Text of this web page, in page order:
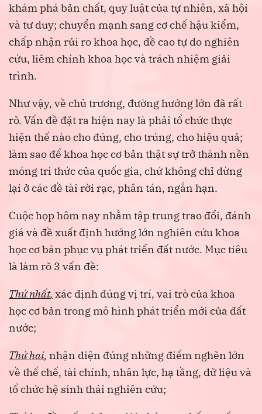
khám phá bản chất, quy luật của tự nhiên, xã hội
và tư duy; chuyển mạnh sang cơ chế hậu kiểm,
chấp nhận rủi ro khoa học, đề cao tự do nghiên
cứu, liêm chính khoa học và trách nhiệm giải
trình.
Như vậy, về chủ trương, đường hướng lớn đã rất
rõ. Vấn đề đặt ra hiện nay là phải tổ chức thực
hiện thế nào cho đúng, cho trúng, cho hiệu quả;
làm sao để khoa học cơ bản thật sự trở thành nền
móng tri thức của quốc gia, chứ không chỉ dừng
lại ở các đề tài rời rạc, phân tán, ngắn hạn.
Cuộc họp hôm nay nhằm tập trung trao đổi, đánh
giá và đề xuất định hướng lớn nghiên cứu khoa
học cơ bản phục vụ phát triển đất nước. Mục tiêu
là làm rõ 3 vấn đề:
Thứ nhất, xác định đúng vị trí, vai trò của khoa
học cơ bản trong mô hình phát triển mới của đất
nước;
Thứ hai, nhận diện đúng những điểm nghẽn lớn
về thể chế, tài chính, nhân lực, hạ tầng, dữ liệu và
tổ chức hệ sinh thái nghiên cứu;